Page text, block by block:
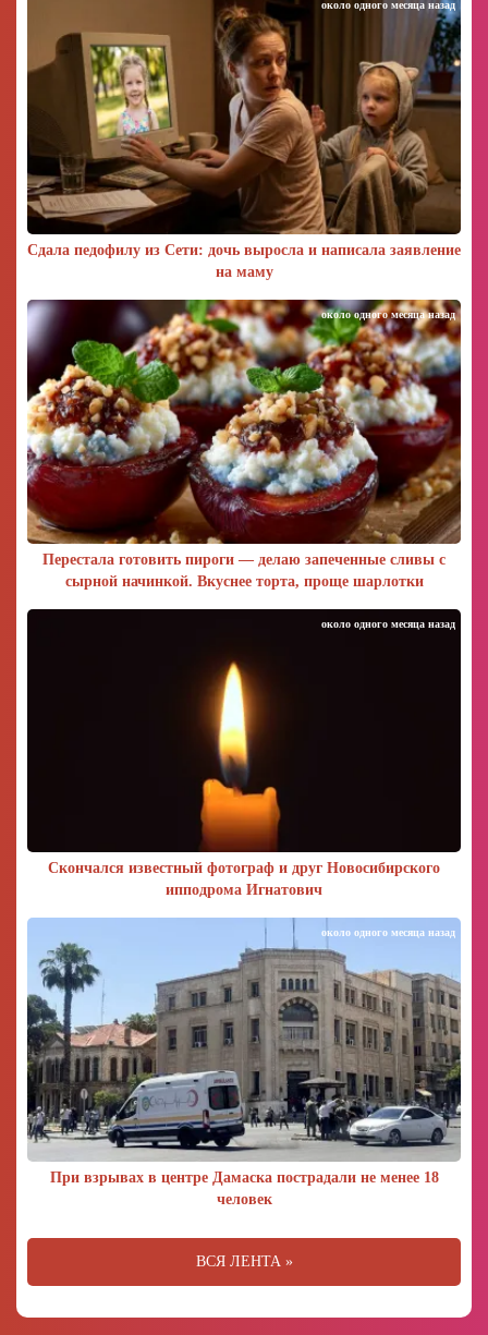
Сдала педофилу из Сети: дочь выросла и написала заявление
на маму
около одного месяца назад
Перестала готовить пироги — делаю запеченные сливы с
сырной начинкой. Вкуснее торта, проще шарлотки
около одного месяца назад
Скончался известный фотограф и друг Новосибирского
ипподрома Игнатович
около одного месяца назад
При взрывах в центре Дамаска пострадали не менее 18
человек
около одного месяца назад
ВСЯ ЛЕНТА »